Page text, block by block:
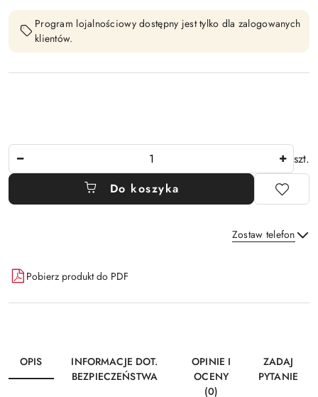
Program lojalnościowy dostępny jest tylko dla zalogowanych
klientów.
szt.
Do koszyka
Zostaw telefon
Dostępność
i
dostawa
Pobierz produkt do PDF
OPIS
INFORMACJE DOT.
BEZPIECZEŃSTWA
OPINIE I
OCENY
(0)
ZADAJ
PYTANIE